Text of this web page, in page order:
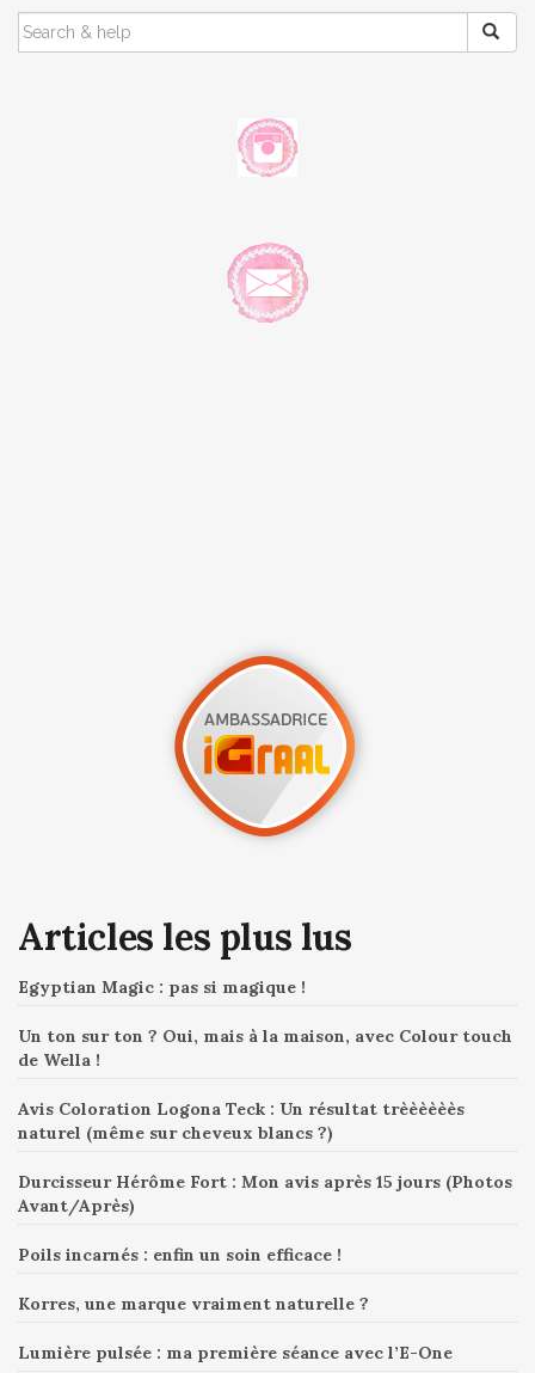
SEARCH
FOR:
Articles les plus lus
Egyptian Magic : pas si magique !
Un ton sur ton ? Oui, mais à la maison, avec Colour touch
de Wella !
Avis Coloration Logona Teck : Un résultat trèèèèèès
naturel (même sur cheveux blancs ?)
Durcisseur Hérôme Fort : Mon avis après 15 jours (Photos
Avant/Après)
Poils incarnés : enfin un soin efficace !
Korres, une marque vraiment naturelle ?
Lumière pulsée : ma première séance avec l’E-One